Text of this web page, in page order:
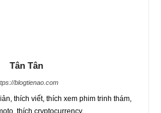
Tân Tân
blogtienao.com
thích viết, thích xem phim trinh thám,
thích cryptocurrency.